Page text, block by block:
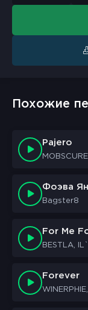
Похожие
Pajero
MOBSCURE
Фоэва
Bagster8
For Me
BESTLA,
Forever